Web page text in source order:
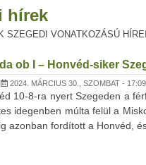
hírek
SZEGEDI VONATKOZÁSÚ
ob I – Honvéd-siker
2024. MÁRCIUS 30., SZOMBAT - 17:09
10-8-ra nyert Szegeden a
idegenben múlta felül a
azonban fordított a Honvéd,